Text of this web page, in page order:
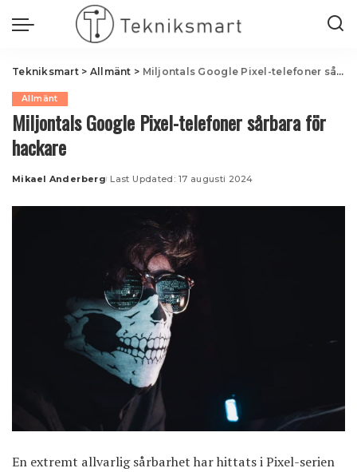
Tekniksmart> Allmänt > Miljontals Google Pixel-telefoner sårbara för hackare
Allmänt
Miljontals Google Pixel-telefoner sårbara för
hackare
Posted
Mikael Anderberg Last Updated: 17 augusti 2024
En extremt allvarlig sårbarhet har hittats i Pixel-serien